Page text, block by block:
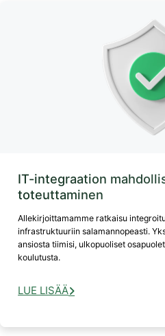
IT-integraation
toteuttaminen
Allekirjoittamamme ratkaisu
infrastruktuuriin salamannopeasti.
ansiosta tiimisi, ulkopuoliset
koulutusta.
LUE LISÄÄ